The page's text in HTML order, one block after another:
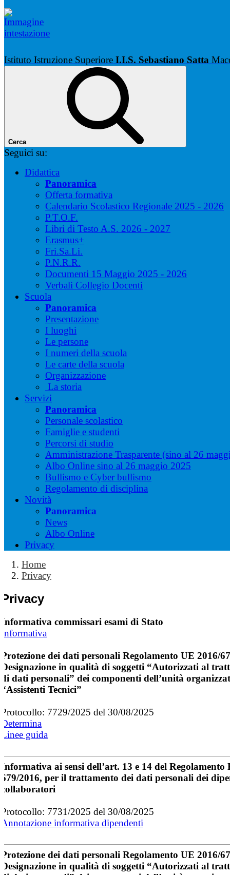
Istituto Istruzione Superiore I.I.S. Sebastiano Satta
Cerca
Seguici su:
Didattica
Panoramica
Offerta formativa
Calendario Scolastico Regionale 2025 - 2026
P.T.O.F.
Libri di Testo A.S. 2026 - 2027
Erasmus+
Fri.Sa.Li.
P.N.R.R.
Documenti 15 Maggio 2025 - 2026
Verbali Collegio Docenti
Scuola
Panoramica
Presentazione
I luoghi
Le persone
I numeri della scuola
Le carte della scuola
Organizzazione
La storia
Servizi
Panoramica
Personale scolastico
Famiglie e studenti
Percorsi di studio
Amministrazione Trasparente (sino al 26
Albo Online sino al 26 maggio 2025
Bullismo e Cyber bullismo
Regolamento di disciplina
Novità
Panoramica
News
Albo Online
Privacy
Home
Privacy
Privacy
Informativa commissari esami di Stato
Informativa
Protezione dei dati personali Regolamento UE 2016/
Designazione in qualità di soggetti “Autorizzati al
di dati personali” dei componenti dell’unità
“Assistenti Tecnici”
Protocollo: 7729/2025 del 30/08/2025
Determina
Linee guida
Informativa ai sensi dell’art. 13 e 14 del Regolamento
679/2016, per il trattamento dei dati personali dei
collaboratori
Protocollo: 7731/2025 del 30/08/2025
Annotazione informativa dipendenti
Protezione dei dati personali Regolamento UE 2016/
Designazione in qualità di soggetti “Autorizzati al